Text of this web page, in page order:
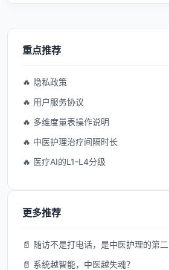
重点推荐
🔥 隐私政策
🔥 用户服务协议
🔥 多维度量表操作说明
🔥 中医护理治疗间隔时长
🔥 医疗AI的L1-L4分级
更多推荐
📄 随访不是打电话，是中医护理的第
📄 系统越智能，中医越失魂？